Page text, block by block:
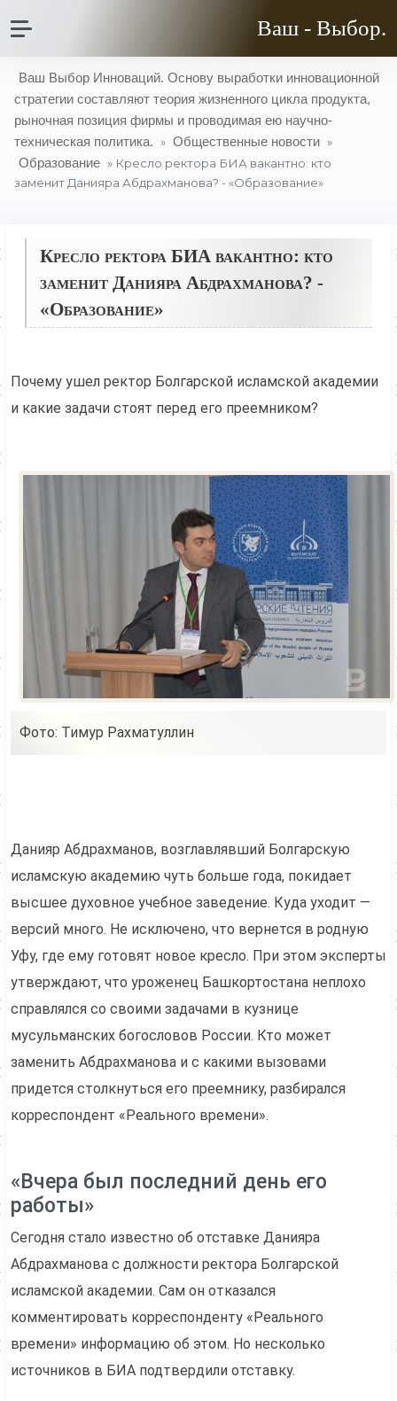
Ваш - Выбор.
Ваш Выбор Инноваций. Основу выработки инновационной
стратегии составляют теория жизненного цикла продукта,
рыночная позиция фирмы и проводимая ею научно-
техническая политика. » Общественные новости »
Образование » Кресло ректора БИА вакантно: кто
заменит Данияра Абдрахманова? - «Образование»
Кресло ректора БИА вакантно: кто
заменит Данияра Абдрахманова? -
«Образование»
Почему ушел ректор Болгарской исламской академии
и какие задачи стоят перед его преемником?
Фото: Тимур Рахматуллин
Данияр Абдрахманов, возглавлявший Болгарскую
исламскую академию чуть больше года, покидает
высшее духовное учебное заведение. Куда уходит —
версий много. Не исключено, что вернется в родную
Уфу, где ему готовят новое кресло. При этом эксперты
утверждают, что уроженец Башкортостана неплохо
справлялся со своими задачами в кузнице
мусульманских богословов России. Кто может
заменить Абдрахманова и с какими вызовами
придется столкнуться его преемнику, разбирался
корреспондент «Реального времени».
«Вчера был последний день его
работы»
Сегодня стало известно об отставке Данияра
Абдрахманова с должности ректора Болгарской
исламской академии. Сам он отказался
комментировать корреспонденту «Реального
времени» информацию об этом. Но несколько
источников в БИА подтвердили отставку.